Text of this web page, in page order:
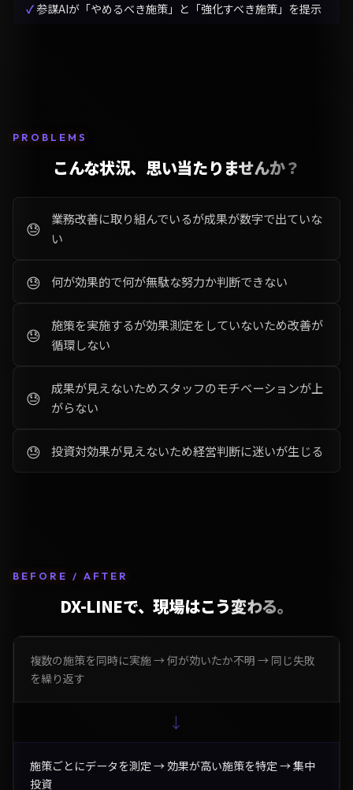
参謀AIが「やめるべき施策」と「強化すべき施策」を提示
PROBLEMS
こんな状況、思い当たりませんか？
業務改善に取り組んでいるが成果が数字で出ていな
い
何が効果的で何が無駄な努力か判断できない
施策を実施するが効果測定をしていないため改善が
循環しない
成果が見えないためスタッフのモチベーションが上
がらない
投資対効果が見えないため経営判断に迷いが生じる
BEFORE / AFTER
DX-LINEで、現場はこう変わる。
複数の施策を同時に実施 → 何が効いたか不明 → 同じ失敗
を繰り返す
→
施策ごとにデータを測定 → 効果が高い施策を特定 → 集中
投資